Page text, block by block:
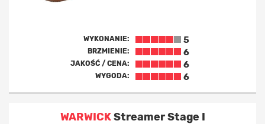
WYKONANIE: 5
BRZMIENIE: 6
JAKOŚĆ / CENA: 6
WYGODA: 6
WARWICKStreamer Stage I